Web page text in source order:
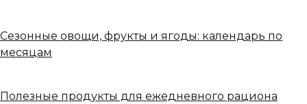
Сезонные овощи, фрукты и ягоды: календарь по
месяцам
Полезные продукты для ежедневного рациона